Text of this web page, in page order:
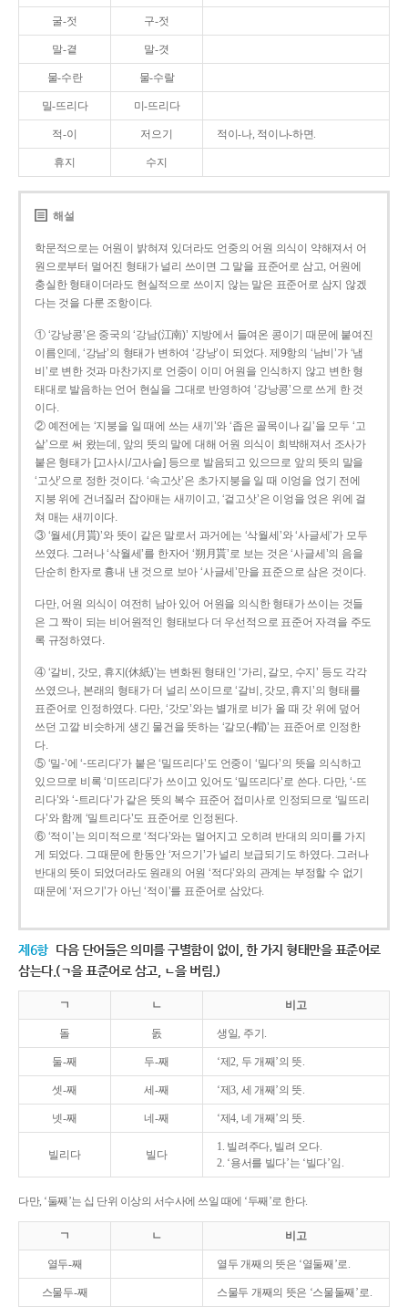
굴-젓 구-젓
말-곁 말-겻
물-수란 물-수랄
밀-뜨리다 미-뜨리다
적-이 저으기 적이-나, 적이나-하면.
휴지 수지
해설
학문적으로는 어원이 밝혀져 있더라도 언중의 어원 의식이 약해져서 어
원으로부터 멀어진 형태가 널리 쓰이면 그 말을 표준어로 삼고, 어원에
충실한 형태이더라도 현실적으로 쓰이지 않는 말은 표준어로 삼지 않겠
다는 것을 다룬 조항이다.
① ‘강낭콩’은 중국의 ‘강남(江南)’ 지방에서 들여온 콩이기 때문에 붙여진
이름인데, ‘강남’의 형태가 변하여 ‘강낭’이 되었다. 제9항의 ‘남비’가 ‘냄
비’로 변한 것과 마찬가지로 언중이 이미 어원을 인식하지 않고 변한 형
태대로 발음하는 언어 현실을 그대로 반영하여 ‘강낭콩’으로 쓰게 한 것
이다.
② 예전에는 ‘지붕을 일 때에 쓰는 새끼’와 ‘좁은 골목이나 길’을 모두 ‘고
샅’으로 써 왔는데, 앞의 뜻의 말에 대해 어원 의식이 희박해져서 조사가
붙은 형태가 [고사시/고사슬] 등으로 발음되고 있으므로 앞의 뜻의 말을
‘고삿’으로 정한 것이다. ‘속고삿’은 초가지붕을 일 때 이엉을 얹기 전에
지붕 위에 건너질러 잡아매는 새끼이고, ‘겉고삿’은 이엉을 얹은 위에 걸
쳐 매는 새끼이다.
③ ‘월세(月貰)’와 뜻이 같은 말로서 과거에는 ‘삭월세’와 ‘사글세’가 모두
쓰였다. 그러나 ‘삭월세’를 한자어 ‘朔月貰’로 보는 것은 ‘사글세’의 음을
단순히 한자로 흉내 낸 것으로 보아 ‘사글세’만을 표준으로 삼은 것이다.
다만, 어원 의식이 여전히 남아 있어 어원을 의식한 형태가 쓰이는 것들
은 그 짝이 되는 비어원적인 형태보다 더 우선적으로 표준어 자격을 주도
록 규정하였다.
④ ‘갈비, 갓모, 휴지(休紙)’는 변화된 형태인 ‘가리, 갈모, 수지’ 등도 각각
쓰였으나, 본래의 형태가 더 널리 쓰이므로 ‘갈비, 갓모, 휴지’의 형태를
표준어로 인정하였다. 다만, ‘갓모’와는 별개로 비가 올 때 갓 위에 덮어
쓰던 고깔 비슷하게 생긴 물건을 뜻하는 ‘갈모(-帽)’는 표준어로 인정한
다.
⑤ ‘밀-’에 ‘-뜨리다’가 붙은 ‘밀뜨리다’도 언중이 ‘밀다’의 뜻을 의식하고
있으므로 비록 ‘미뜨리다’가 쓰이고 있어도 ‘밀뜨리다’로 쓴다. 다만, ‘-뜨
리다’와 ‘-트리다’가 같은 뜻의 복수 표준어 접미사로 인정되므로 ‘밀뜨리
다’와 함께 ‘밀트리다’도 표준어로 인정된다.
⑥ ‘적이’는 의미적으로 ‘적다’와는 멀어지고 오히려 반대의 의미를 가지
게 되었다. 그 때문에 한동안 ‘저으기’가 널리 보급되기도 하였다. 그러나
반대의 뜻이 되었더라도 원래의 어원 ‘적다’와의 관계는 부정할 수 없기
때문에 ‘저으기’가 아닌 ‘적이’를 표준어로 삼았다.
제6항 다음 단어들은 의미를 구별함이 없이, 한 가지 형태만을 표준어로
삼는다.(ㄱ을 표준어로 삼고, ㄴ을 버림.)
ㄱ ㄴ 비고
돌 돐 생일, 주기.
둘-째 두-째 ‘제2, 두 개째’의 뜻.
셋-째 세-째 ‘제3, 세 개째’의 뜻.
넷-째 네-째 ‘제4, 네 개째’의 뜻.
빌리다 빌다
1. 빌려주다, 빌려 오다.
2. ‘용서를 빌다’는 ‘빌다’임.
다만, ‘둘째’는 십 단위 이상의 서수사에 쓰일 때에 ‘두째’로 한다.
ㄱ ㄴ 비고
열두-째 열두 개째의 뜻은 ‘열둘째’로.
스물두-째 스물두 개째의 뜻은 ‘스물둘째’로.